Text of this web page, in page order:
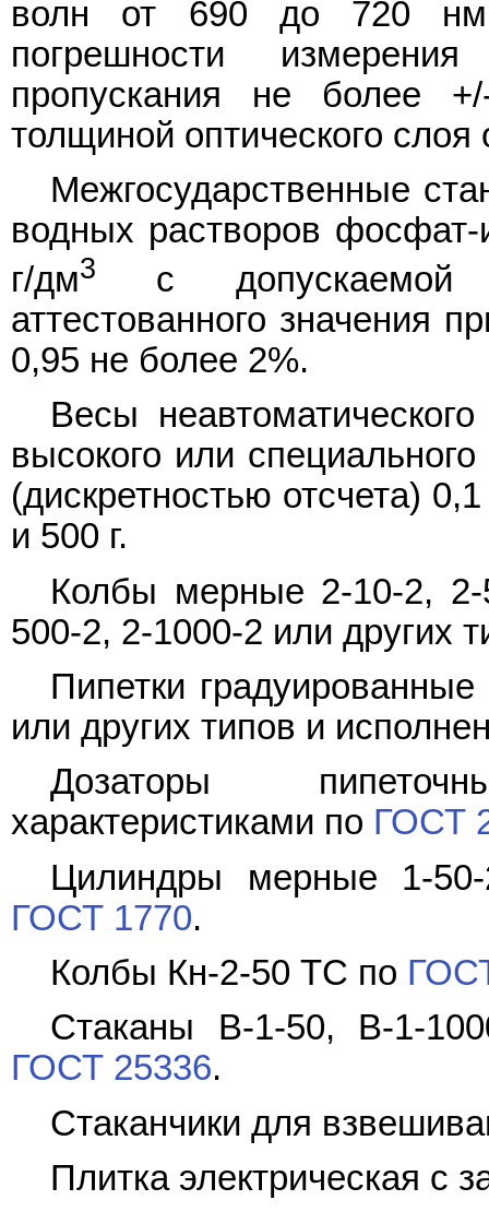
волн от 690 до 720 нм
погрешности
пропускания не более
толщиной оптического
Межгосударственные
водных растворов
г/дм3
с допускаемой
аттестованного значения
0,95 не более 2%.
Весы
высокого или
(дискретностью отсчета)
и 500 г.
Колбы мерные 2-10-2, 2-
500-2, 2-1000-2 или других
Пипетки
или других типов и
Дозаторы
характеристиками по ГОСТ
Цилиндры мерные 1-
ГОСТ 1770.
Колбы Кн-2-50 ТС по
Стаканы В-1-50, В-1-
ГОСТ 25336.
Стаканчики для
Плитка электрическая с